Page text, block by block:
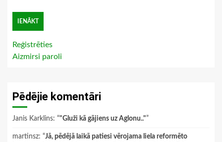
Reģistrēties
Aizmirsi paroli
Pēdējie komentāri
Janis Karklins: “"Gluži kā gājiens uz Aglonu.."”
martinsz: “Jā, pēdējā laikā patiesi vērojama liela reformēto